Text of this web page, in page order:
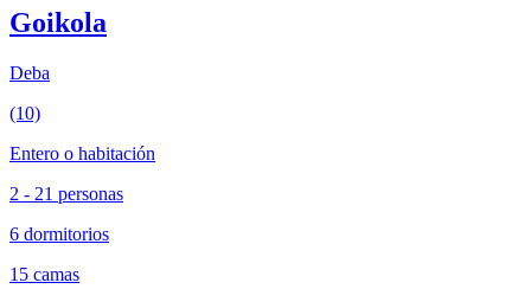
Goikola
Deba
(10)
Entero o habitación
2 - 21 personas
6 dormitorios
15 camas